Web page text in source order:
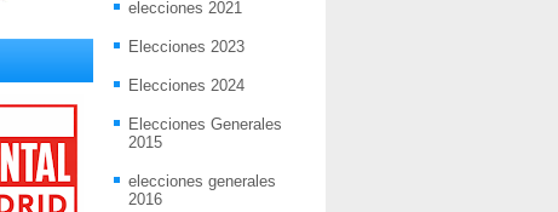
elecciones 2021
Elecciones 2023
Elecciones 2024
Elecciones Generales
2015
elecciones generales
2016